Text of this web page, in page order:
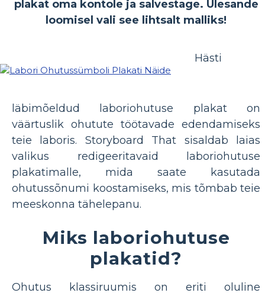
plakat oma kontole ja salvestage. Ülesande
loomisel vali see lihtsalt malliks!
Hästi
läbimõeldud laboriohutuse plakat on
väärtuslik ohutute töötavade edendamiseks
teie laboris. Storyboard That sisaldab laias
valikus redigeeritavaid laboriohutuse
plakatimalle, mida saate kasutada
ohutussõnumi koostamiseks, mis tõmbab teie
meeskonna tähelepanu.
Miks laboriohutuse
plakatid?
Ohutus klassiruumis on eriti oluline